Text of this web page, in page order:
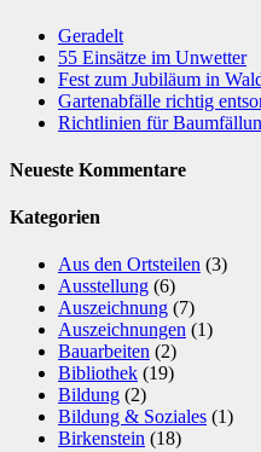
Geradelt
​55 Einsätze im Unwetter
Fest zum Jubiläum in
Gartenabfälle richtig
Richtlinien für
Neueste Kommentare
Kategorien
Aus den Ortsteilen (3)
Ausstellung (6)
Auszeichnung (7)
Auszeichnungen (1)
Bauarbeiten (2)
Bibliothek (19)
Bildung (2)
Bildung & Soziales (1)
Birkenstein (18)